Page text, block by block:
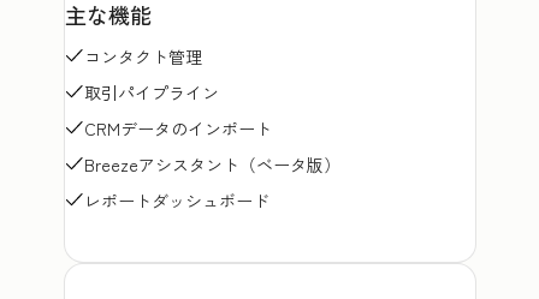
主な機能
コンタクト管理
取引パイプライン
CRMデータのインポート
Breezeアシスタント（ベータ版）
レポートダッシュボード